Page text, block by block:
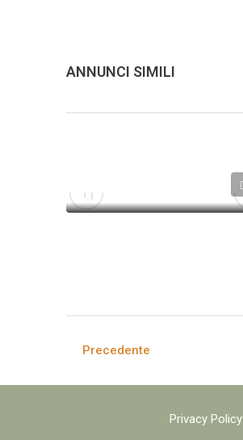
ANNUNCI SIMILI
Precedente
Privacy Policy